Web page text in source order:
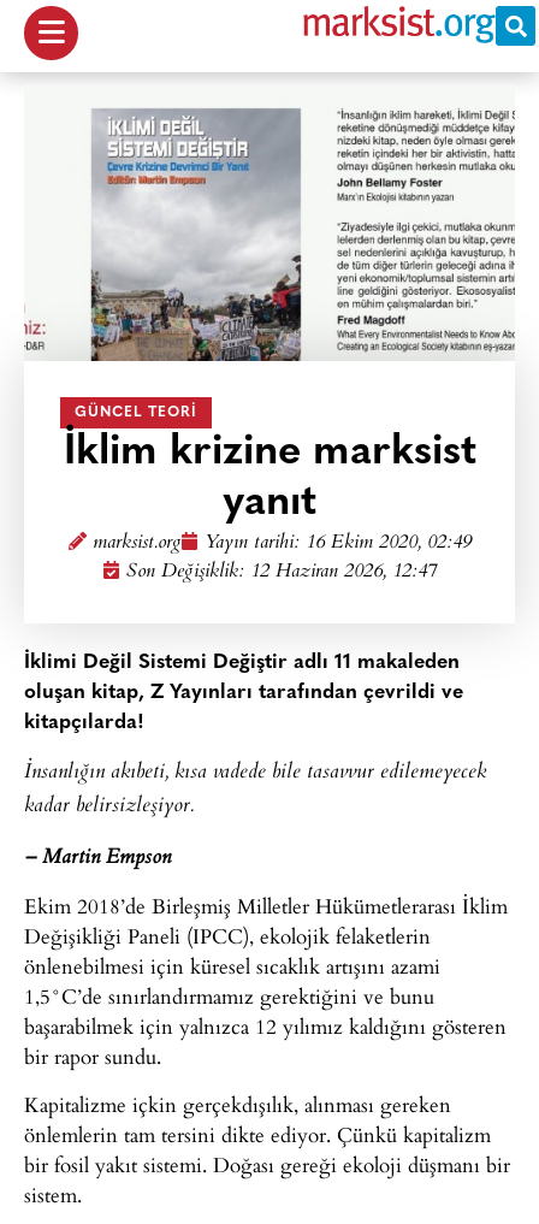
GÜNCEL TEORI
İklim krizine marksist
yanıt
marksist.org Yayın tarihi: 16 Ekim 2020, 02:49
Son Değişiklik: 12 Haziran 2026, 12:47
İklimi Değil Sistemi Değiştir adlı 11 makaleden
oluşan kitap, Z Yayınları tarafından çevrildi ve
kitapçılarda!
İnsanlığın akıbeti, kısa vadede bile tasavvur edilemeyecek
kadar belirsizleşiyor.
– Martin Empson
Ekim 2018’de Birleşmiş Milletler Hükümetlerarası İklim
Değişikliği Paneli (IPCC), ekolojik felaketlerin
önlenebilmesi için küresel sıcaklık artışını azami
1,5°C’de sınırlandırmamız gerektiğini ve bunu
başarabilmek için yalnızca 12 yılımız kaldığını gösteren
bir rapor sundu.
Kapitalizme içkin gerçekdışılık, alınması gereken
önlemlerin tam tersini dikte ediyor. Çünkü kapitalizm
bir fosil yakıt sistemi. Doğası gereği ekoloji düşmanı bir
sistem.